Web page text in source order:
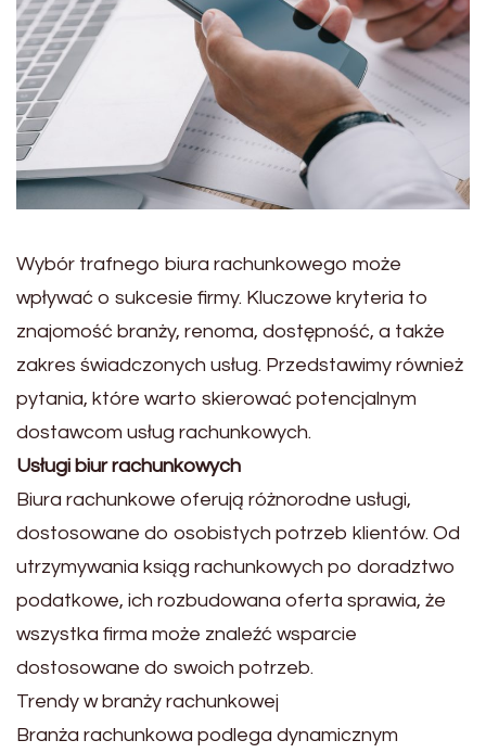
Wybór trafnego biura rachunkowego może
wpływać o sukcesie firmy. Kluczowe kryteria to
znajomość branży, renoma, dostępność, a także
zakres świadczonych usług. Przedstawimy również
pytania, które warto skierować potencjalnym
dostawcom usług rachunkowych.
Usługi biur rachunkowych
Biura rachunkowe oferują różnorodne usługi,
dostosowane do osobistych potrzeb klientów. Od
utrzymywania ksiąg rachunkowych po doradztwo
podatkowe, ich rozbudowana oferta sprawia, że
wszystka firma może znaleźć wsparcie
dostosowane do swoich potrzeb.
Trendy w branży rachunkowej
Branża rachunkowa podlega dynamicznym